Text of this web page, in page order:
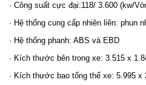
· Công suất cực đại:118/ 3.600 (kw/
· Hệ thống cung cấp nhiên liên: phun
· Hệ thống phanh: ABS và EBD
· Kích thước bên trong xe: 3.515 x
· Kích thước bao tổng thể xe: 5.995 x